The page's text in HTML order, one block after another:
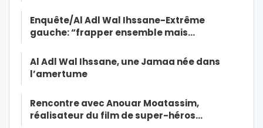
Enquête/Al Adl Wal Ihssane-Extrême
gauche: “frapper ensemble mais…
Al Adl Wal Ihssane, une Jamaa née dans
l’amertume
Rencontre avec Anouar Moatassim,
réalisateur du film de super-héros…